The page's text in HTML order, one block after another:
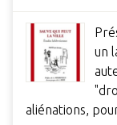
un
aliénations,